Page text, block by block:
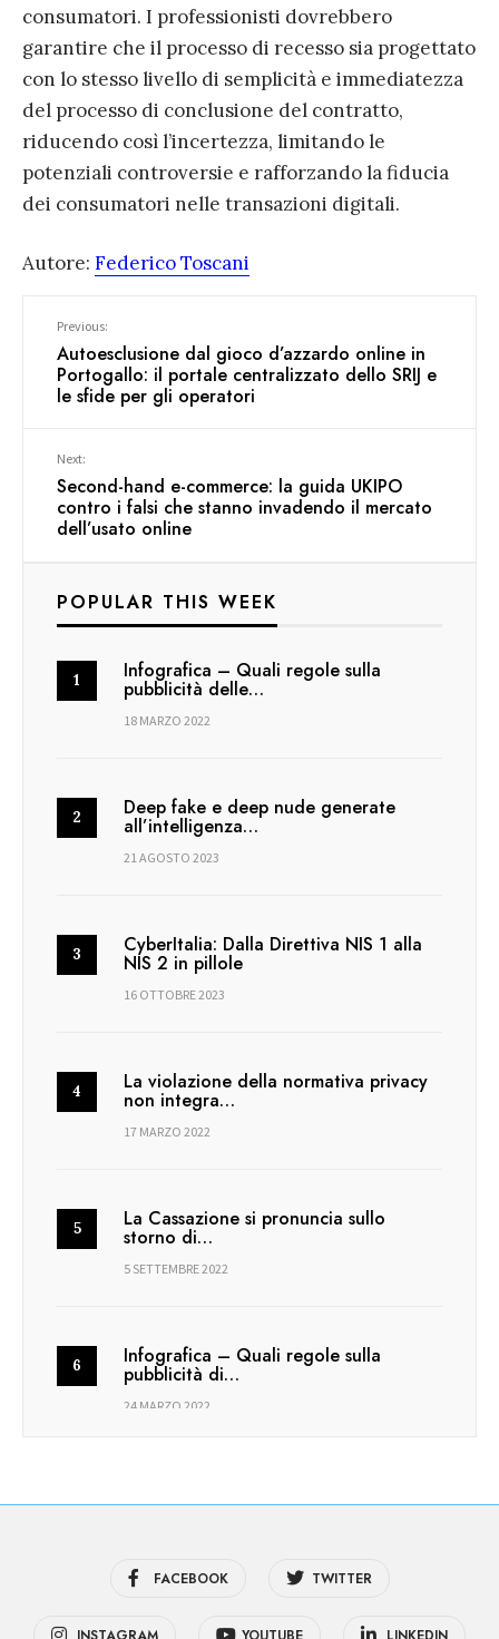
consumatori. I professionisti dovrebbero
garantire che il processo di recesso sia progettato
con lo stesso livello di semplicità e immediatezza
del processo di conclusione del contratto,
riducendo così l’incertezza, limitando le
potenziali controversie e rafforzando la fiducia
dei consumatori nelle transazioni digitali.
Autore: Federico Toscani
Previous:
Autoesclusione dal gioco d’azzardo online in
Portogallo: il portale centralizzato dello SRIJ e
le sfide per gli operatori
Next:
Second-hand e-commerce: la guida UKIPO
contro i falsi che stanno invadendo il mercato
dell’usato online
POPULAR THIS WEEK
Infografica – Quali regole sulla
pubblicità delle…
18 MARZO 2022
Deep fake e deep nude generate
all’intelligenza…
21 AGOSTO 2023
CyberItalia: Dalla Direttiva NIS 1 alla
NIS 2 in pillole
16 OTTOBRE 2023
La violazione della normativa privacy
non integra…
17 MARZO 2022
La Cassazione si pronuncia sullo
storno di…
5 SETTEMBRE 2022
Infografica – Quali regole sulla
pubblicità di…
24 MARZO 2022
FACEBOOK TWITTER